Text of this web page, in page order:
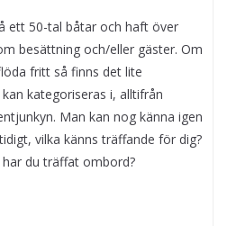
ett 50-tal båtar och haft över
besättning och/eller gäster. Om
fritt så finns det lite
kategoriseras i, alltifrån
Man kan nog känna igen
vilka känns träffande för dig?
du träffat ombord?